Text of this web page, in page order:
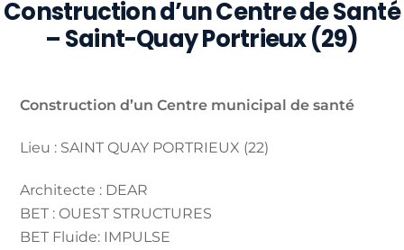
Construction d’un Centre de Santé
– Saint-Quay Portrieux (29)
Construction d’un Centre municipal de santé
Lieu : SAINT QUAY PORTRIEUX (22)
Architecte : DEAR
BET : OUEST STRUCTURES
BET Fluide: IMPULSE